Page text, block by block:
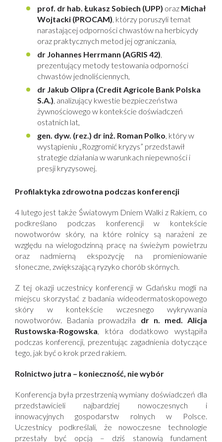
prof. dr hab. Łukasz Sobiech (UPP) oraz Michał
Wojtacki (PROCAM), którzy poruszyli temat
narastającej odporności chwastów na herbicydy
oraz praktycznych metod jej ograniczania,
dr Johannes Herrmann (AGRIS 42),
prezentujący metody testowania odporności
chwastów jednoliściennych,
dr Jakub Olipra (Credit Agricole Bank Polska
S.A.), analizujący kwestie bezpieczeństwa
żywnościowego w kontekście doświadczeń
ostatnich lat,
gen. dyw. (rez.) dr inż. Roman Polko, który w
wystąpieniu „Rozgromić kryzys” przedstawił
strategie działania w warunkach niepewności i
presji kryzysowej.
Profilaktyka zdrowotna podczas konferencji
4 lutego jest także Światowym Dniem Walki z Rakiem, co
podkreślano podczas konferencji w kontekście
nowotworów skóry, na które rolnicy są narażeni ze
względu na wielogodzinną pracę na świeżym powietrzu
oraz nadmierną ekspozycję na promieniowanie
słoneczne, zwiększającą ryzyko chorób skórnych.
Z tej okazji uczestnicy konferencji w Gdańsku mogli na
miejscu skorzystać z badania wideodermatoskopowego
skóry w kontekście wczesnego wykrywania
nowotworów. Badania prowadziła dr n. med. Alicja
Rustowska-Rogowska, która dodatkowo wystąpiła
podczas konferencji, prezentując zagadnienia dotyczące
tego, jak być o krok przed rakiem.
Rolnictwo jutra – konieczność, nie wybór
Konferencja była przestrzenią wymiany doświadczeń dla
przedstawicieli najbardziej nowoczesnych i
innowacyjnych gospodarstw rolnych w Polsce.
Uczestnicy podkreślali, że nowoczesne technologie
przestały być opcją – dziś stanowią fundament